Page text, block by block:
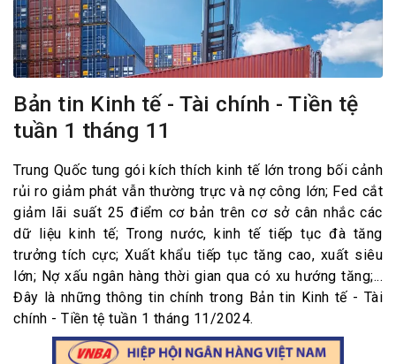
Bản tin Kinh tế - Tài chính - Tiền tệ
tuần 1 tháng 11
Trung Quốc tung gói kích thích kinh tế lớn trong bối cảnh
rủi ro giảm phát vẫn thường trực và nợ công lớn; Fed cắt
giảm lãi suất 25 điểm cơ bản trên cơ sở cân nhắc các
dữ liệu kinh tế; Trong nước, kinh tế tiếp tục đà tăng
trưởng tích cực; Xuất khẩu tiếp tục tăng cao, xuất siêu
lớn; Nợ xấu ngân hàng thời gian qua có xu hướng tăng;...
Đây là những thông tin chính trong Bản tin Kinh tế - Tài
chính - Tiền tệ tuần 1 tháng 11/2024.